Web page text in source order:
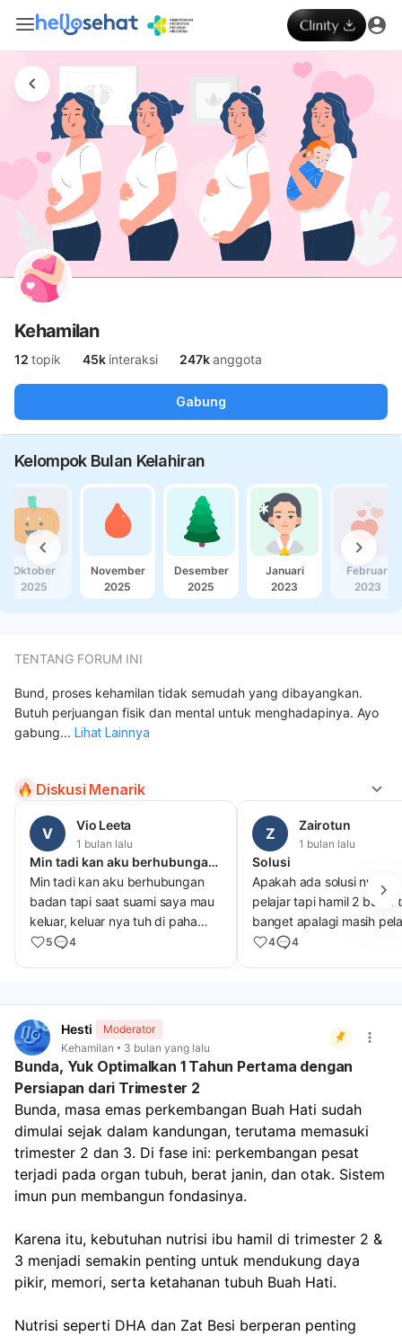
Kehamilan
12 topik 45k interaksi 247kanggota
Gabung
Kelompok Bulan Kelahiran
Januari
2023
Februari
2023
Oktober
2025
November
2025
Desember
2025
Diskusi Menarik
V Vio Leeta
1 bulan lalu
Min tadi kan aku berhubungan badan tapi saat suami saya
Min tadi kan aku berhubungan
badan tapi saat suami saya mau
keluar, keluar nya tuh di paha
saya nah itu di diem kan selama
saya bisa hamil
5 4
Z Zairotun
1 bulan lalu
Solusi
Apakah ada solusi nya ya
pelajar tapi hamil 2 bulan
banget apalagi masih
menghilang kan
4 4
Hesti
Moderator
Kehamilan
3 bulan yang lalu
Bunda, Yuk Optimalkan 1 Tahun Pertama dengan
Persiapan dari Trimester 2
Bunda, masa emas perkembangan Buah Hati sudah
dimulai sejak dalam kandungan, terutama memasuki
trimester 2 dan 3. Di fase ini: perkembangan pesat
terjadi pada organ tubuh, berat janin, dan otak. Sistem
imun pun membangun fondasinya.
Karena itu, kebutuhan nutrisi ibu hamil di trimester 2 &
3 menjadi semakin penting untuk mendukung daya
pikir, memori, serta ketahanan tubuh Buah Hati.
Nutrisi seperti DHA dan Zat Besi berperan penting
TENTANG FORUM INI
Bund, proses kehamilan tidak semudah yang dibayangkan.
Butuh perjuangan fisik dan mental untuk menghadapinya. Ayo
gabung... Lihat Lainnya